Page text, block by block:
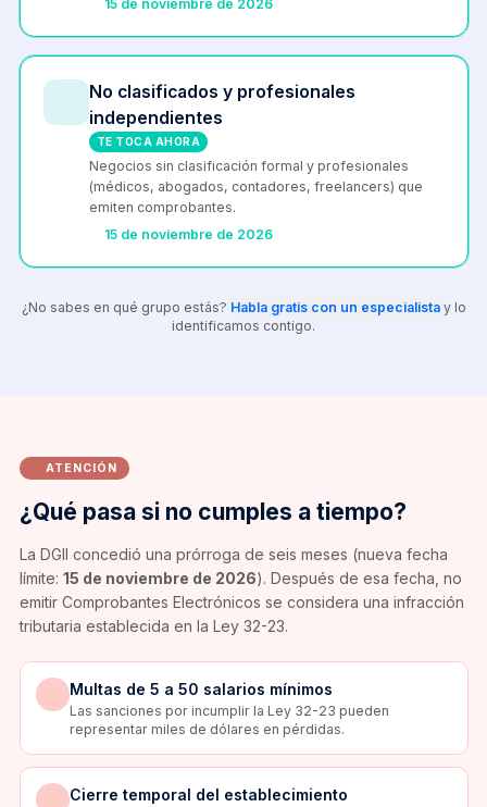
15 de noviembre de 2026
No clasificados y profesionales
independientes
TE TOCA AHORA
Negocios sin clasificación formal y profesionales
(médicos, abogados, contadores, freelancers) que
emiten comprobantes.
15 de noviembre de 2026
¿No sabes en qué grupo estás? Habla gratis con un especialistay lo
identificamos contigo.
ATENCIÓN
¿Qué pasa si no cumples a tiempo?
La DGII concedió una prórroga de seis meses (nueva fecha
límite: 15 de noviembre de 2026). Después de esa fecha, no
emitir Comprobantes Electrónicos se considera una infracción
tributaria establecida en la Ley 32-23.
Multas de 5 a 50 salarios mínimos
Las sanciones por incumplir la Ley 32-23 pueden
representar miles de dólares en pérdidas.
Cierre temporal del establecimiento